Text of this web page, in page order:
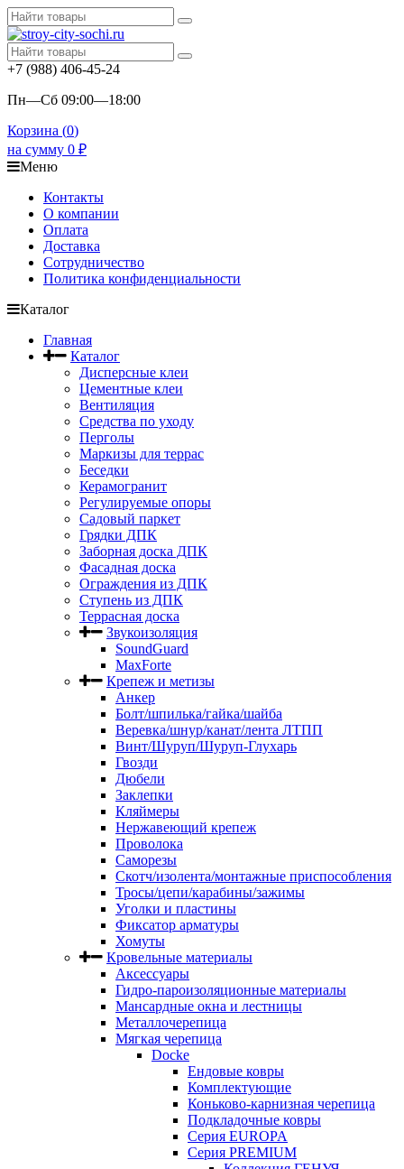
+7 (988) 406-45-24
Пн—Сб 09:00—18:00
Корзина (0)
на сумму 0 ₽
Меню
Контакты
О компании
Оплата
Доставка
Сотрудничество
Политика конфиденциальности
Каталог
Главная
Каталог
Дисперсные клеи
Цементные клеи
Вентиляция
Средства по уходу
Перголы
Маркизы для террас
Беседки
Керамогранит
Регулируемые опоры
Садовый паркет
Грядки ДПК
Заборная доска ДПК
Фасадная доска
Ограждения из ДПК
Ступень из ДПК
Террасная доска
Звукоизоляция
SoundGuard
MaxForte
Крепеж и метизы
Анкер
Болт/шпилька/гайка/шайба
Веревка/шнур/канат/лента ЛТПП
Винт/Шуруп/Шуруп-Глухарь
Гвозди
Дюбели
Заклепки
Кляймеры
Нержавеющий крепеж
Проволока
Саморезы
Скотч/изолента/монтажные приспособления
Тросы/цепи/карабины/зажимы
Уголки и пластины
Фиксатор арматуры
Хомуты
Кровельные материалы
Аксессуары
Гидро-пароизоляционные материалы
Мансардные окна и лестницы
Металлочерепица
Мягкая черепица
Docke
Ендовые ковры
Комплектующие
Коньково-карнизная черепица
Подкладочные ковры
Серия EUROPA
Серия PREMIUM